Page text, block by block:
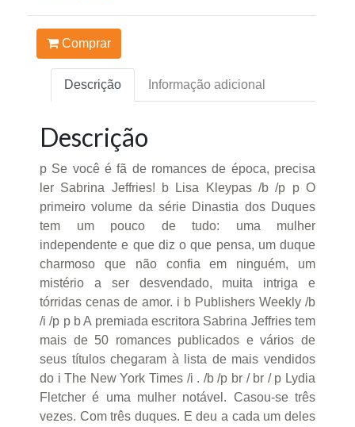
Comprar
Descrição Informação adicional
Descrição
p Se você é fã de romances de época, precisa
ler Sabrina Jeffries! b Lisa Kleypas /b /p p O
primeiro volume da série Dinastia dos Duques
tem um pouco de tudo: uma mulher
independente e que diz o que pensa, um duque
charmoso que não confia em ninguém, um
mistério a ser desvendado, muita intriga e
tórridas cenas de amor. i b Publishers Weekly /b
/i /p p b A premiada escritora Sabrina Jeffries tem
mais de 50 romances publicados e vários de
seus títulos chegaram à lista de mais vendidos
do i The New York Times /i . /b /p br / br / p Lydia
Fletcher é uma mulher notável. Casou-se três
vezes. Com três duques. E deu a cada um deles